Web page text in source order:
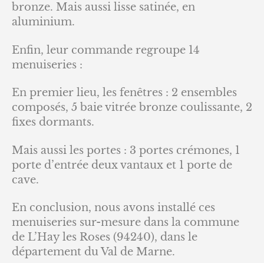
bronze. Mais aussi lisse satinée, en
aluminium.
Enfin, leur commande regroupe 14
menuiseries :
En premier lieu, les fenêtres : 2 ensembles
composés, 5 baie vitrée bronze coulissante, 2
fixes dormants.
Mais aussi les portes : 3 portes crémones, 1
porte d’entrée deux vantaux et 1 porte de
cave.
En conclusion, nous avons installé ces
menuiseries sur-mesure dans la commune
de L’Hay les Roses (94240), dans le
département du Val de Marne.